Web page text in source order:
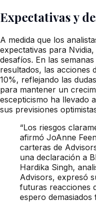
Expectativas y
A medida que los
expectativas para
desafíos. En las
resultados, las acciones
10%, reflejando las
para mantener un
escepticismo ha llevado
sus previsiones
“Los riesgos
afirmó JoAnne
carteras de
una declaración a
Hardika Singh,
Advisors, expresó
futuras reacciones
espero